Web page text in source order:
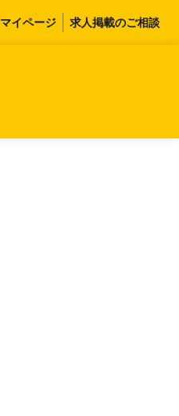
マイページ 求人掲載のご相談